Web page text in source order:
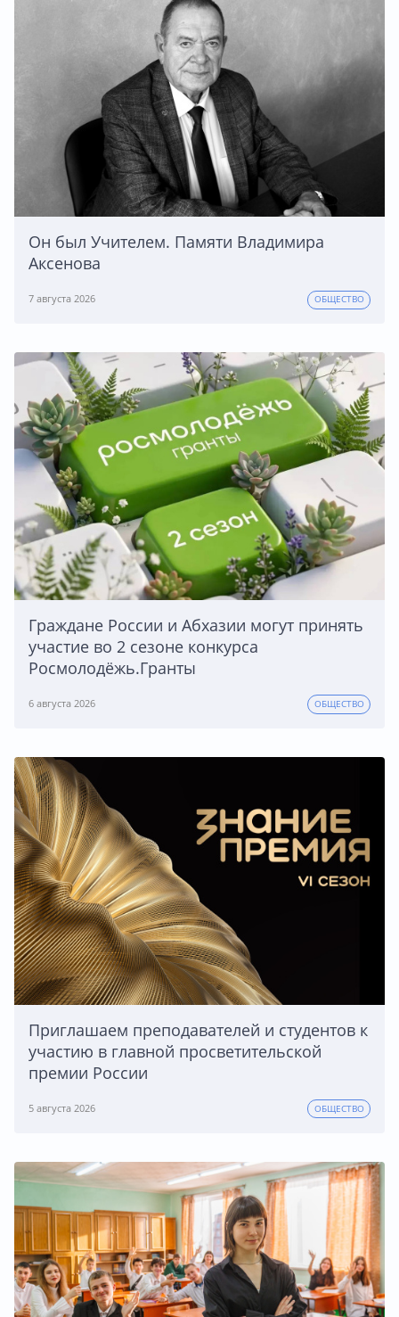
Он был Учителем. Памяти Владимира
Аксенова
7 августа 2026 ОБЩЕСТВО
Граждане России и Абхазии могут принять
участие во 2 сезоне конкурса
Росмолодёжь.Гранты
6 августа 2026 ОБЩЕСТВО
Приглашаем преподавателей и студентов к
участию в главной просветительской
премии России
5 августа 2026 ОБЩЕСТВО